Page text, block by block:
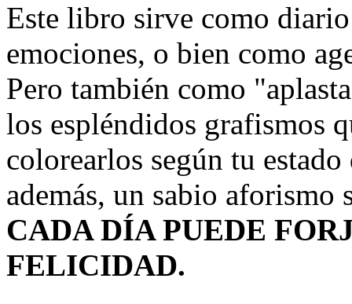
Este libro sirve como
emociones, o bien como
Pero también como
los espléndidos grafismos
colorearlos según tu
además, un sabio
CADA DÍA PUEDE
FELICIDAD.